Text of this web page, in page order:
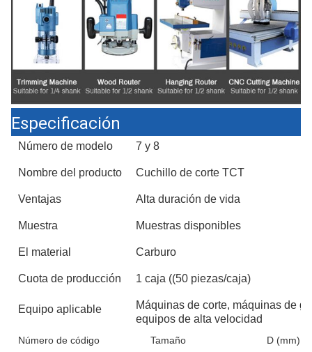
Especificación
Número de modelo 7 y 8
Nombre del producto Cuchillo de corte TCT
Ventajas Alta duración de vida
Muestra Muestras disponibles
El material Carburo
Cuota de producción 1 caja ((50 piezas/caja)
Equipo aplicable
Máquinas de corte, máquinas de
equipos de alta velocidad
Número de código Tamaño D (mm)